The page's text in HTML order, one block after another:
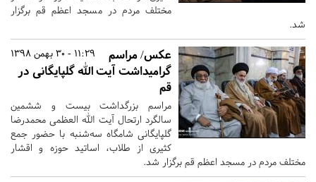
مختلف مردم در مسجد اعظم قم برگزار
شد.
11:29 - 30 بهمن 1398
عکس/ مراسم
گرامیداشت آیت الله گلپایگانی در
قم
مراسم بزرگداشت بیست و ششمین
سالگرد ارتحال آیت الله العظمی محمدرضا
گلپایگانی شامگاه سه‌شنبه با حضور جمع
کثیری از طلاب، اساتید حوزه و اقشار
مختلف مردم در مسجد اعظم قم برگزار شد.